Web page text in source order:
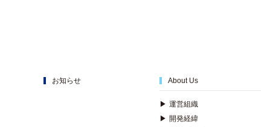
お知らせ About Us
▶ 運営組織
▶ 開発経緯